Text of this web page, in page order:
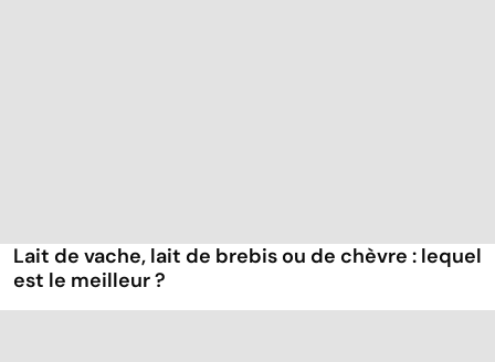
Lait de vache, lait de brebis ou de chèvre : lequel
est le meilleur ?